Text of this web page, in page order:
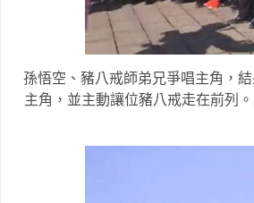
孫悟空、豬八戒師弟兄爭唱主角，
主角，並主動讓位豬八戒走在前列